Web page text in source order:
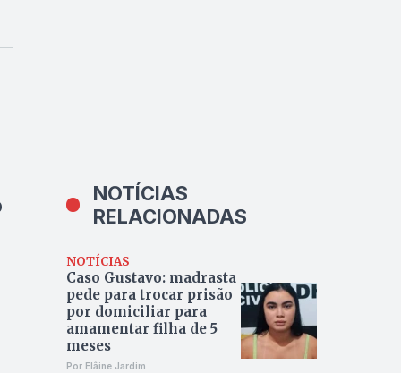
NOTÍCIAS
RELACIONADAS
NOTÍCIAS
Caso Gustavo: madrasta
pede para trocar prisão
por domiciliar para
amamentar filha de 5
meses
Por Elâine Jardim